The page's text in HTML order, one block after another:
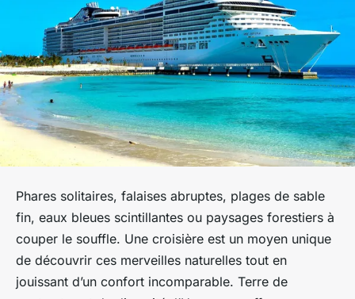
Phares solitaires, falaises abruptes, plages de sable
fin, eaux bleues scintillantes ou paysages forestiers à
couper le souffle. Une croisière est un moyen unique
de découvrir ces merveilles naturelles tout en
jouissant d’un confort incomparable. Terre de